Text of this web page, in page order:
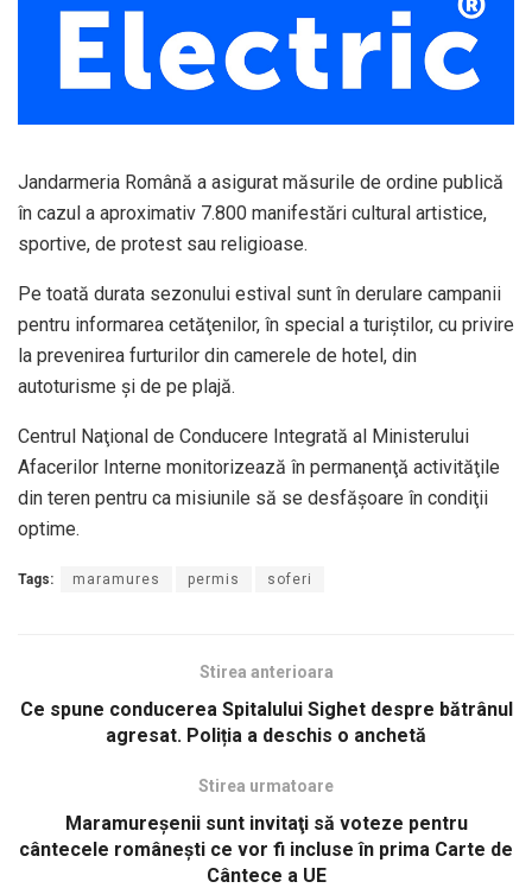
Jandarmeria Română a asigurat măsurile de ordine publică
în cazul a aproximativ 7.800 manifestări cultural artistice,
sportive, de protest sau religioase.
Pe toată durata sezonului estival sunt în derulare campanii
pentru informarea cetăţenilor, în special a turiştilor, cu privire
la prevenirea furturilor din camerele de hotel, din
autoturisme şi de pe plajă.
Centrul Naţional de Conducere Integrată al Ministerului
Afacerilor Interne monitorizează în permanenţă activităţile
din teren pentru ca misiunile să se desfăşoare în condiţii
optime.
Tags: maramures permis soferi
Stirea anterioara
Ce spune conducerea Spitalului Sighet despre bătrânul
agresat. Poliția a deschis o anchetă
Stirea urmatoare
Maramureșenii sunt invitaţi să voteze pentru
cântecele româneşti ce vor fi incluse în prima Carte de
Cântece a UE